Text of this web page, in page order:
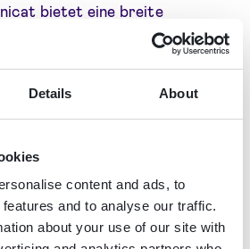
Details About
content and ads, to
and to analyse our traffic.
about your use of our site with
bietet eine breite
Identitäts- und
in ganz
Einsatz digitaler Identitäten
beim Risikomanagement, bei
Kunden.
von